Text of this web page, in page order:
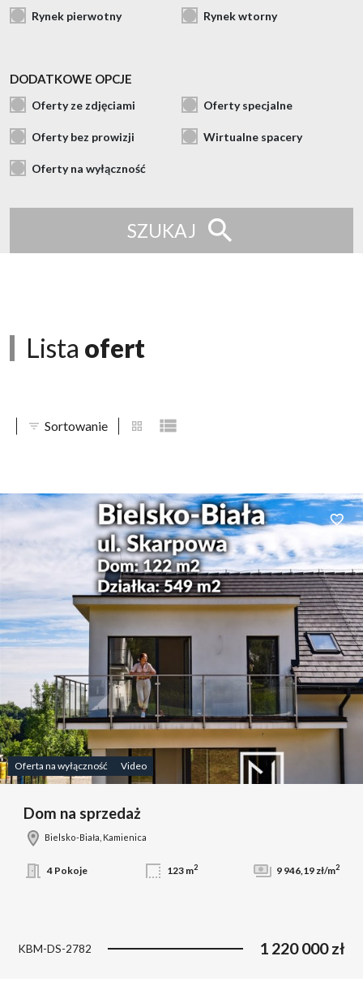
Rynek pierwotny Rynek wtorny
DODATKOWE OPCJE
Oferty ze zdjęciami Oferty specjalne
Oferty bez prowizji Wirtualne spacery
Oferty na wyłączność
SZUKAJ
Lista ofert
Sortowanie
tabelalista
Oferta na wyłączność Video
Dodaj
Dom na sprzedaż
Bielsko-Biała, Kamienica
4 Pokoje 123 m2 9 946,19 zł/m2
KBM-DS-2782 1 220 000 zł